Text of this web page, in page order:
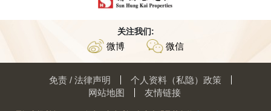
关注我们:
微博 微信
免责 / 法律声明
个人资料（私隐）政策
网站地图
友情链接